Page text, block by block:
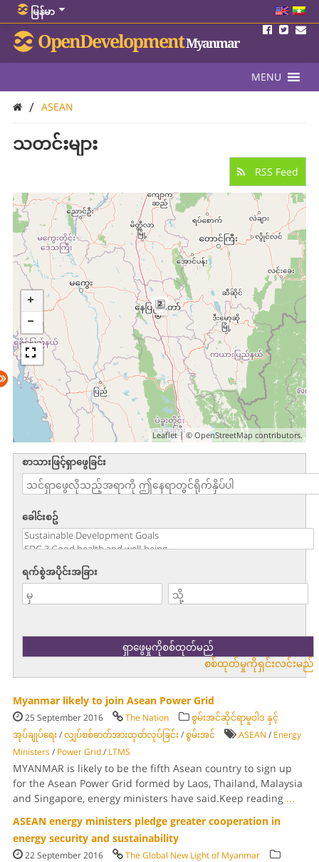
မြန်မာ
OpenDevelopmentMyanmar
MENU
/ ASEAN
သတင်းများ
RSS Feed
2
Leaflet| ©OpenStreetMap contributors.
စာသားဖြင့်ရှာဖွေခြင်း
ခေါင်းစဥ်
ရက်စွဲအပိုင်းအခြား
စစ်ထုတ်မှုကိုရှင်းလင်းမည်
Myanmar likely to join Asean Power Grid
25 September 2016 The Nation
စွမ်းအင်ဆိုင်ရာမူဝါဒ နှင့်
အုပ်ချုပ်ရေး/လျှပ်စစ်ဓာတ်အားထုတ်လုပ်ခြင်း/စွမ်းအင် ASEAN / Energy
Ministers/ Power Grid/ LTMS
MYANMAR is likely to be the fifth Asean country to sign up
for the Asean Power Grid formed by Laos, Thailand, Malaysia
and Singapore, energy ministers have said.Keep reading ...
ASEAN energy ministers pledge greater cooperation in
energy security and sustainability
22 September 2016
The Global New Light of Myanmar